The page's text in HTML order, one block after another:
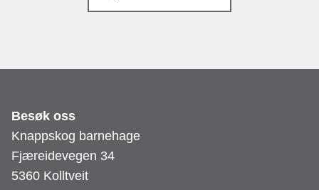
Besøk oss
Knappskog barnehage
Fjæreidevegen 34
5360 Kolltveit